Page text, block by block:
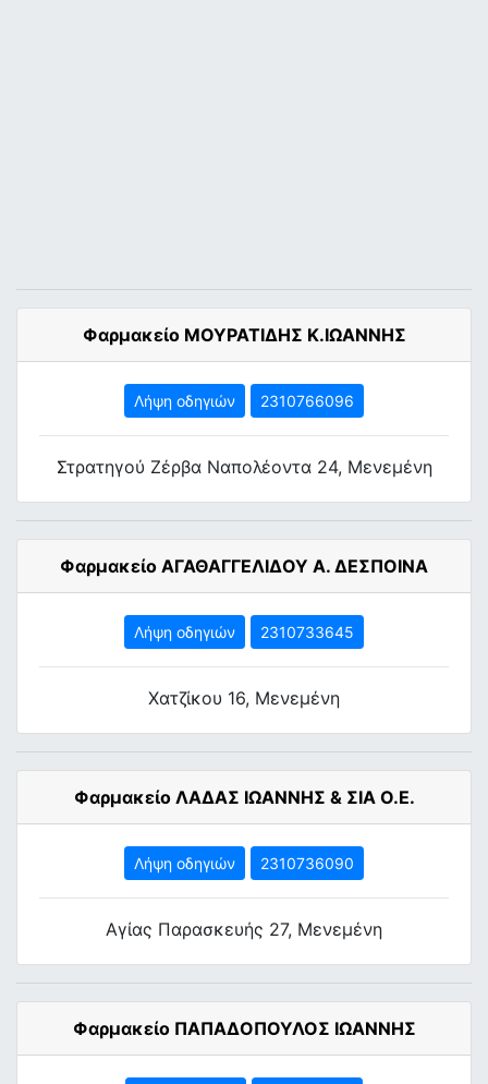
Φαρμακείο ΜΟΥΡΑΤΙΔΗΣ Κ.ΙΩΑΝΝΗΣ
Λήψη οδηγιών 2310766096
Στρατηγού Ζέρβα Ναπολέοντα 24, Μενεμένη
Φαρμακείο ΑΓΑΘΑΓΓΕΛΙΔΟΥ Α. ΔΕΣΠΟΙΝΑ
Λήψη οδηγιών 2310733645
Χατζίκου 16, Μενεμένη
Φαρμακείο ΛΑΔΑΣ ΙΩΑΝΝΗΣ & ΣΙΑ Ο.Ε.
Λήψη οδηγιών 2310736090
Αγίας Παρασκευής 27, Μενεμένη
Φαρμακείο ΠΑΠΑΔΟΠΟΥΛΟΣ ΙΩΑΝΝΗΣ